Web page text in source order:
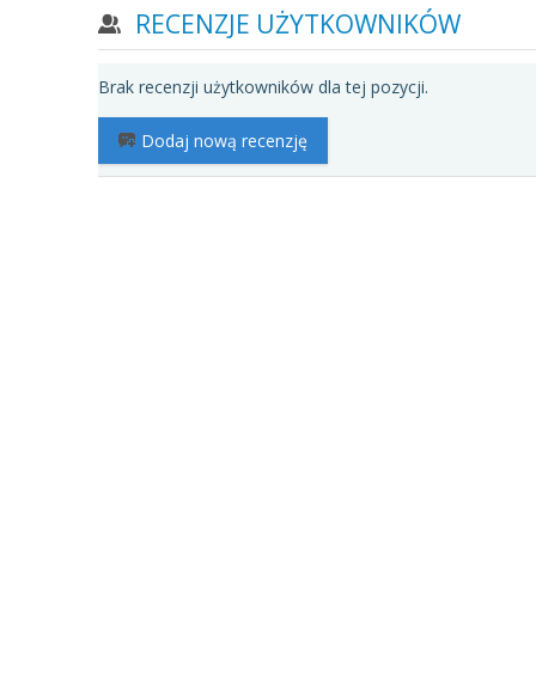
RECENZJE UŻYTKOWNIKÓW
Brak recenzji użytkowników dla tej pozycji.
Dodaj nową recenzję